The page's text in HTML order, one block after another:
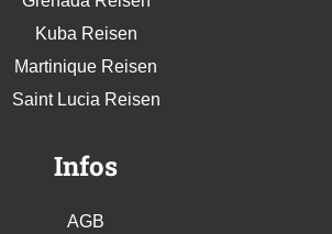
Kuba Reisen
Martinique Reisen
Saint Lucia Reisen
Infos
AGB